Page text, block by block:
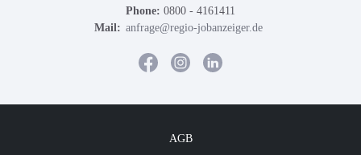
Phone: 0800 - 4161411
Mail: anfrage@regio-jobanzeiger.de
AGB